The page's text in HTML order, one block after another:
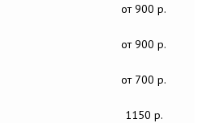
от 900 р.
от 900 р.
от 700 р.
1150 р.